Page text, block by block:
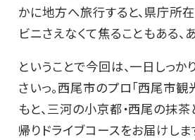
かに地方へ旅行すると、県庁所
ビニさえなくて焦ることもある、あ
ということで今回は、一日しっか
さいっ。西尾市のプロ「西尾市
もと、三河の小京都・西尾の抹茶
帰りドライブコースをお届けしま